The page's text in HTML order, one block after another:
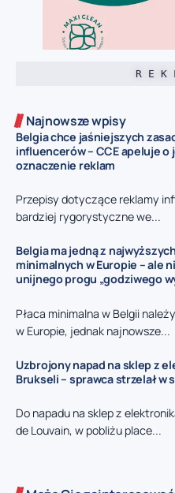
R E K
Najnowsze wpisy
Belgia chce jaśniejszych
influencerów – CCE apeluje o
oznaczenie reklam
Przepisy dotyczące reklamy
bardziej rygorystyczne we...
Belgia ma jedną z
minimalnych w Europie – ale
unijnego progu „godziwego
Płaca minimalna w Belgii
w Europie, jednak najnowsze...
Uzbrojony napad na sklep z
Brukseli – sprawca strzelał w
Do napadu na sklep z
de Louvain, w pobliżu place...